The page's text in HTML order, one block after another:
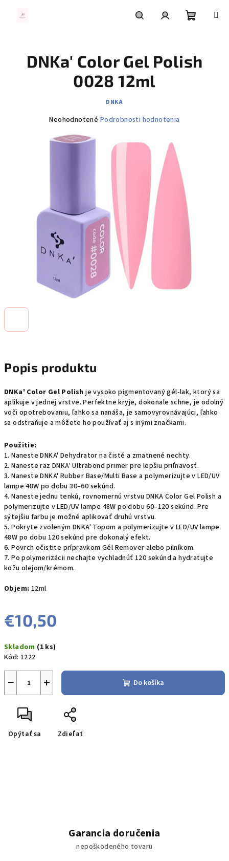
košík
Popis produktu
DNKa' Color Gel Polish je vysoko pigmentovaný gél-lak, ktorý sa
aplikuje v jednej vrstve. Perfektne kryje, dokonale schne, je odolný
voči opotrebovaniu, ľahko sa nanáša, je samovyrovnávajúci, ľahko
sa odstraňuje a môžete ho používať aj s inými značkami.
Použitie:
1. Naneste DNKA' Dehydrator na čisté a zmatnené nechty.
2. Naneste raz DNKA' Ultrabond primer pre lepšiu priľnavosť.
3. Naneste DNKA' Rubber Base/Multi Base a polymerizujte v LED/UV
lampe 48W po dobu 30–60 sekúnd.
4. Naneste jednu tenkú, rovnomernú vrstvu DNKA Color Gel Polish a
polymerizujte v LED/UV lampe 48W po dobu 60–120 sekúnd. Pre
sýtejšiu farbu je možné aplikovať druhú vrstvu.
5. Pokryte zvoleným DNKA' Topom a polymerizujte v LED/UV lampe
48W po dobu 120 sekúnd pre dokonalý efekt.
6. Povrch očistite prípravkom Gél Remover alebo pilníkom.
7. Po polymerizácii nechajte vychladnúť 120 sekúnd a hydratujte
kožu olejom/krémom.
Objem: 12ml
€10,50
cena:
Skladom (1 ks)
Kód: 1222
+
− Do košíka
Opýtať sa Zdieľať
DNKa' Color Gel Polish
0028 12ml
DNKA
Priemerné
produktu
Neohodnotené Podrobnosti hodnotenia
Garancia doručenia
nepoškodeného tovaru